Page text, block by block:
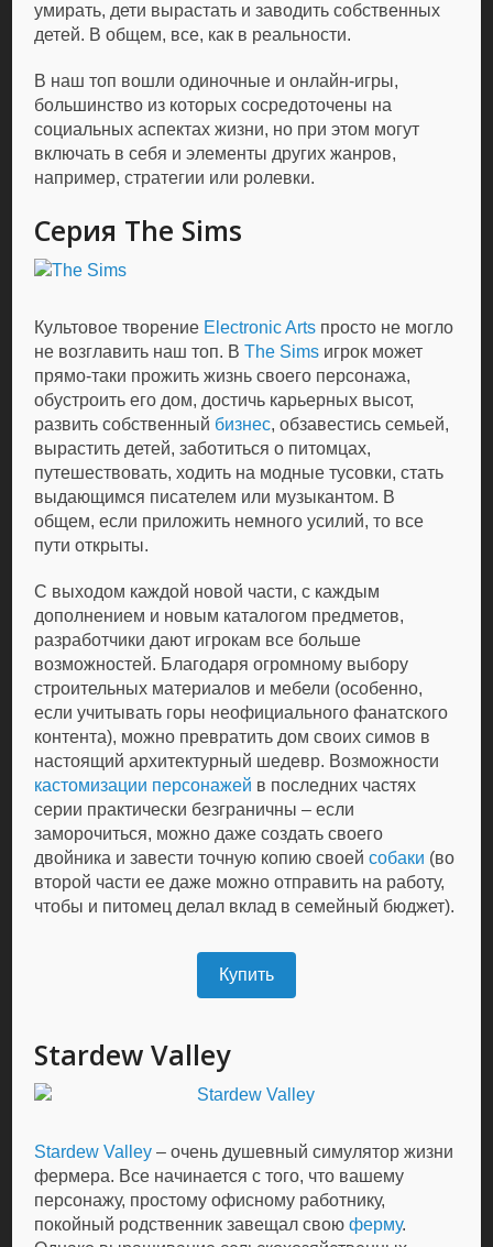
умирать, дети вырастать и заводить собственных
детей. В общем, все, как в реальности.
В наш топ вошли одиночные и онлайн-игры,
большинство из которых сосредоточены на
социальных аспектах жизни, но при этом могут
включать в себя и элементы других жанров,
например, стратегии или ролевки.
Серия The Sims
Культовое творение Electronic Arts просто не могло
не возглавить наш топ. ВThe Sims игрок может
прямо-таки прожить жизнь своего персонажа,
обустроить его дом, достичь карьерных высот,
развить собственный бизнес, обзавестись семьей,
вырастить детей, заботиться о питомцах,
путешествовать, ходить на модные тусовки, стать
выдающимся писателем или музыкантом. В
общем, если приложить немного усилий, то все
пути открыты.
С выходом каждой новой части, с каждым
дополнением и новым каталогом предметов,
разработчики дают игрокам все больше
возможностей. Благодаря огромному выбору
строительных материалов и мебели (особенно,
если учитывать горы неофициального фанатского
контента), можно превратить дом своих симов в
настоящий архитектурный шедевр. Возможности
кастомизации персонажей в последних частях
серии практически безграничны – если
заморочиться, можно даже создать своего
двойника и завести точную копию своейсобаки (во
второй части ее даже можно отправить на работу,
чтобы и питомец делал вклад в семейный бюджет).
Купить
Stardew Valley
Stardew Valley – очень душевный симулятор жизни
фермера. Все начинается с того, что вашему
персонажу, простому офисному работнику,
покойный родственник завещал своюферму.